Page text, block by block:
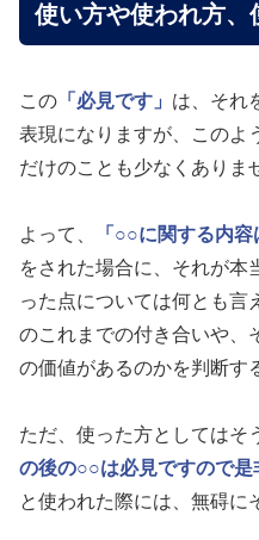
使い方や使われ方、
この 「必見です」 は、それ
表現になりますが、このよ
だけのことも少なくありま
よって、 「○○に関する内容
をされた場合に、それが本
った点については何とも言
のこれまでの付き合いや、
の価値があるのかを判断す
ただ、使った方としてはそ
の後の○○は必見ですので是
と使われた際には、無碍に